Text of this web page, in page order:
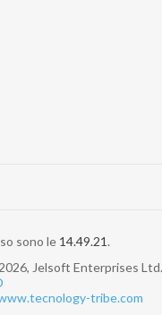
sono le 14.49.21.
Jelsoft Enterprises Ltd.
tribe.com